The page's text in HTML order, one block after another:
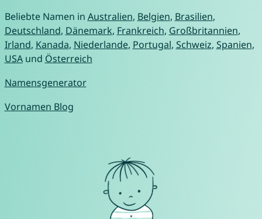
Beliebte Namen in Australien, Belgien, Brasilien,
Deutschland, Dänemark, Frankreich, Großbritannien,
Irland, Kanada, Niederlande, Portugal, Schweiz, Spanien,
USAund Österreich
Namensgenerator
Vornamen Blog